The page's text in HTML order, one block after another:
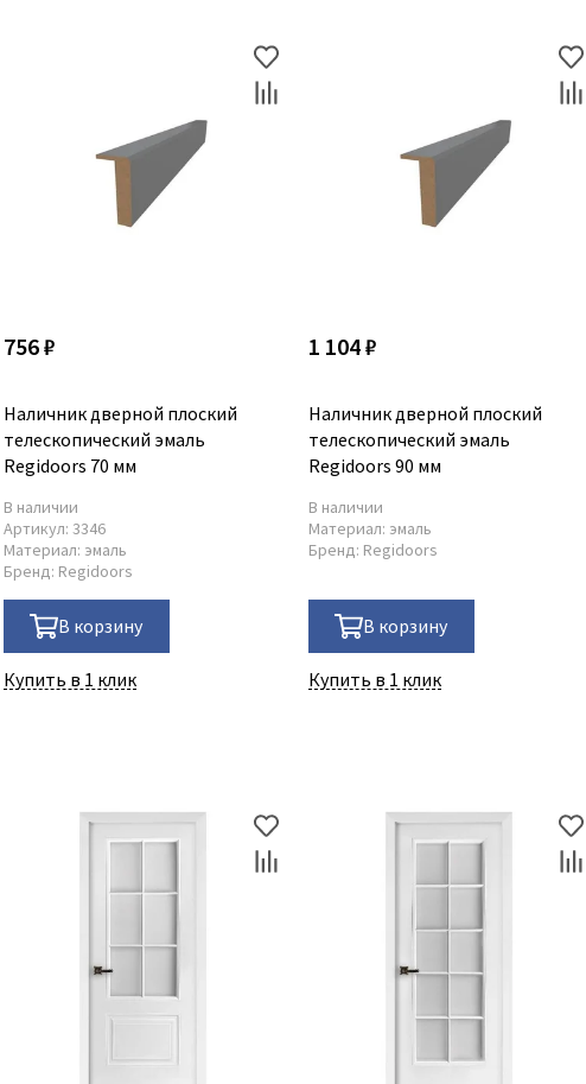
756 ₽
Наличник дверной плоский
телескопический эмаль
Regidoors 70 мм
В наличии
Артикул: 3346
Материал: эмаль
Бренд: Regidoors
В корзину
Купить в 1 клик
1 104 ₽
Наличник дверной плоский
телескопический эмаль
Regidoors 90 мм
В наличии
Материал: эмаль
Бренд: Regidoors
В корзину
Купить в 1 клик